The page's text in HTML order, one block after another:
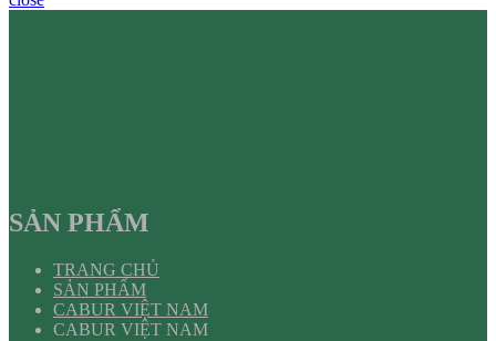
SẢN PHẨM
TRANG CHỦ
SẢN PHẨM
CABUR VIỆT NAM
CABUR VIỆT NAM